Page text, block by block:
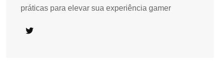
práticas para elevar sua experiência gamer